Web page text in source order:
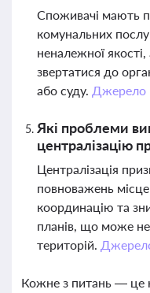
Споживачі мають
комунальних
неналежної
звертатися до
або суду. Джерело
Які проблеми
централізацію
Централізація
повноважень
координацію та
планів, що може
територій.
Кожне з питань — це